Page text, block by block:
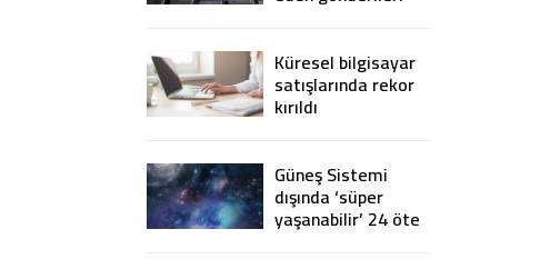
Küresel bilgisayar
satışlarında rekor
kırıldı
Güneş Sistemi
dışında ‘süper
yaşanabilir’ 24 öte
gezegen keşfedildi